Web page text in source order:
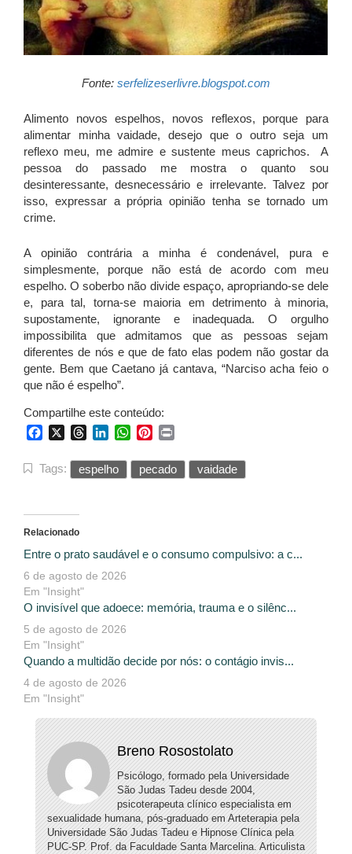
Fonte: serfelizeserlivre.blogspot.com
Alimento novos espelhos, novos reflexos, porque para
alimentar minha vaidade, desejo que o outro seja um
reflexo meu, me admire e sustente meus caprichos. A
pessoa do passado me mostra o quanto sou
desinteressante, desnecessário e irrelevante. Talvez por
isso, expressar a própria opinião tenha se tornado um
crime.
A opinião contrária a minha é condenável, pura e
simplesmente, porque não está de acordo com meu
espelho. O soberbo não divide espaço, apropriando-se dele
e, para tal, torna-se maioria em detrimento à minoria,
supostamente, ignorante e inadequada. O orgulho
impossibilita que admitamos que as pessoas sejam
diferentes de nós e que de fato elas podem não gostar da
gente. Bem que Caetano já cantava, “Narciso acha feio o
que não é espelho”.
Compartilhe este conteúdo:
FacebookThreadsLinkedInWhatsApp
Pinterest
Tags: espelho pecado vaidade
Relacionado
Entre o prato saudável e o consumo compulsivo: a c...
6 de agosto de 2026
Em "Insight"
O invisível que adoece: memória, trauma e o silênc...
5 de agosto de 2026
Em "Insight"
Quando a multidão decide por nós: o contágio invis...
4 de agosto de 2026
Em "Insight"
Breno Rosostolato
Psicólogo, formado pela Universidade
São Judas Tadeu desde 2004,
psicoterapeuta clínico especialista em
sexualidade humana, pós-graduado em Arteterapia pela
Universidade São Judas Tadeu e Hipnose Clínica pela
PUC-SP. Prof. da Faculdade Santa Marcelina. Articulista